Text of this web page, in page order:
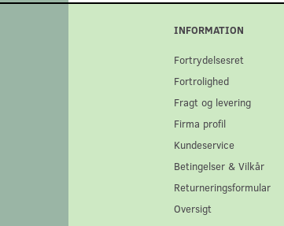
INFORMATION
Fortrydelsesret
Fortrolighed
Fragt og levering
Firma profil
Kundeservice
Betingelser & Vilkår
Returneringsformular
Oversigt